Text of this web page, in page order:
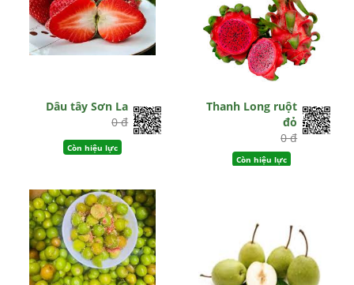
Dâu tây Sơn La
0 đ
Còn hiệu lực
Thanh Long ruột
đỏ
0 đ
Còn hiệu lực